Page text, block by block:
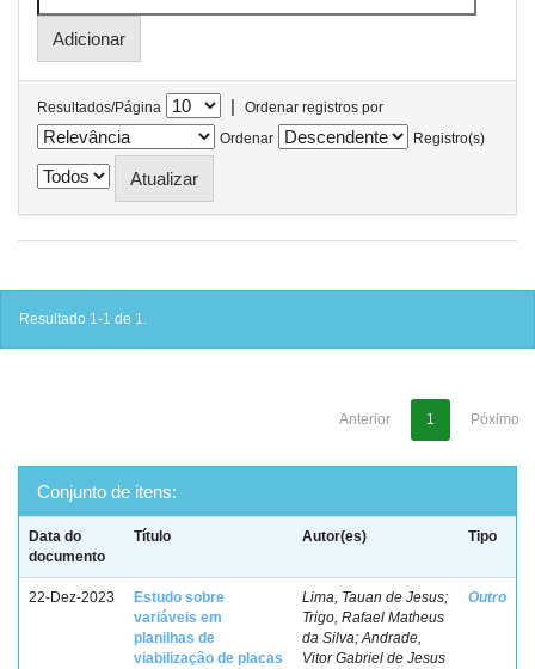
Resultados/Página |
Ordenar registros por
Ordenar
Registro(s)
Resultado 1-1 de 1.
Anterior 1 Póximo
Conjunto de itens:
Data do
documento
Título Autor(es) Tipo
22-Dez-2023
Estudo sobre
variáveis em
planilhas de
viabilização de placas
Lima, Tauan de Jesus;
Trigo, Rafael Matheus
da Silva; Andrade,
Vitor Gabriel de Jesus
Outro